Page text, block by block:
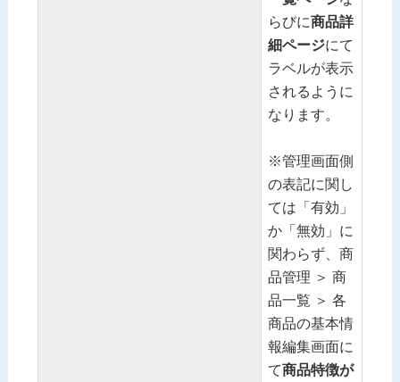
らびに商品詳
細ページにて
ラベルが表示
されるように
なります。
※管理画面側
の表記に関し
ては「有効」
か「無効」に
関わらず、商
品管理 ＞ 商
品一覧 ＞ 各
商品の基本情
報編集画面に
て商品特徴が